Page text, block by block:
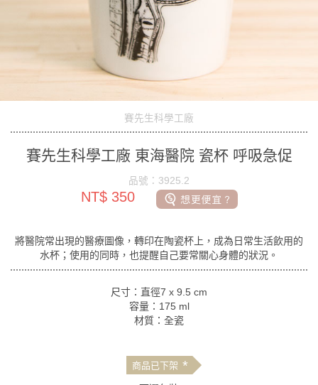
賽先生科學工廠
賽先生科學工廠 東海醫院 瓷杯 呼吸急促
品號：3925.2
NT$ 350
將醫院常出現的醫療圖像，轉印在陶瓷杯上，成為日常生活飲用的
水杯；使用的同時，也提醒自己要常關心身體的狀況。
尺寸：直徑7 x 9.5 cm
容量：175 ml
材質：全瓷
商品已下架 *